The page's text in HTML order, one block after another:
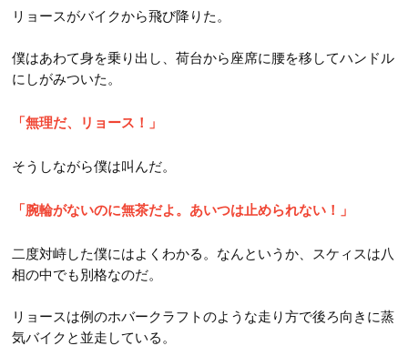
第16話
第19話
第20話
第35話
第40話
第41話
第54話
第55話
第66話
第67話NEW
リョースがバイクから飛び降りた。
僕はあわて身を乗り出し、荷台から座席に腰を移してハンドル
にしがみついた。
「無理だ、リョース！」
そうしながら僕は叫んだ。
「腕輪がないのに無茶だよ。あいつは止められない！」
二度対峙した僕にはよくわかる。なんというか、スケィスは八
相の中でも別格なのだ。
リョースは例のホバークラフトのような走り方で後ろ向きに蒸
気バイクと並走している。